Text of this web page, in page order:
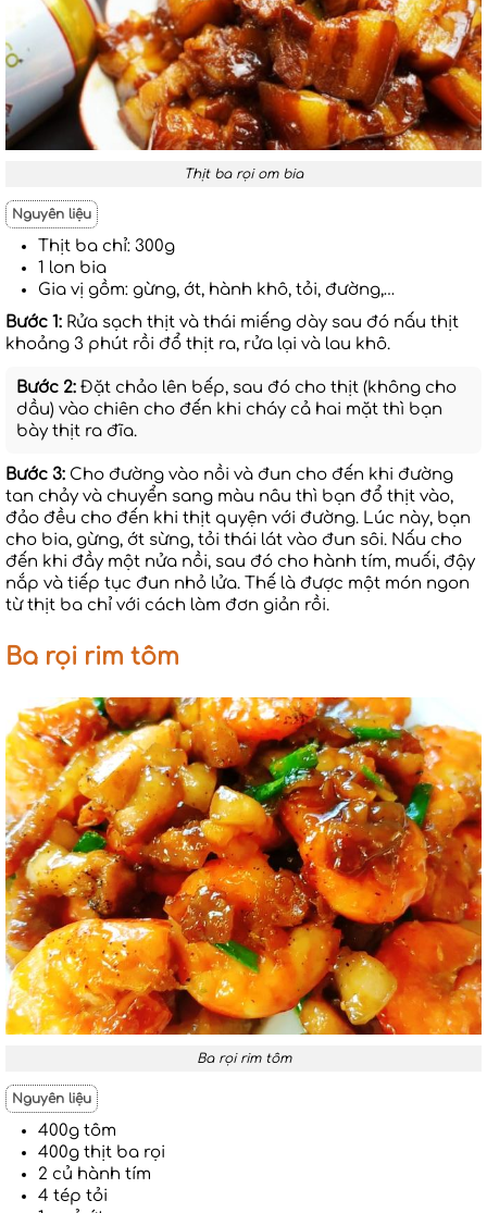
Thịt ba rọi om bia
Nguyên liệu
Thịt ba chỉ: 300g
1 lon bia
Gia vị gồm: gừng, ớt, hành khô, tỏi, đường,…
Bước 1: Rửa sạch thịt và thái miếng dày sau đó nấu thịt
khoảng 3 phút rồi đổ thịt ra, rửa lại và lau khô.
Bước 2: Đặt chảo lên bếp, sau đó cho thịt (không cho
dầu) vào chiên cho đến khi cháy cả hai mặt thì bạn
bày thịt ra đĩa.
Bước 3: Cho đường vào nồi và đun cho đến khi đường
tan chảy và chuyển sang màu nâu thì bạn đổ thịt vào,
đảo đều cho đến khi thịt quyện với đường. Lúc này, bạn
cho bia, gừng, ớt sừng, tỏi thái lát vào đun sôi. Nấu cho
đến khi đầy một nửa nồi, sau đó cho hành tím, muối, đậy
nắp và tiếp tục đun nhỏ lửa. Thế là được một món ngon
từ thịt ba chỉ với cách làm đơn giản rồi.
Ba rọi rim tôm
Ba rọi rim tôm
Nguyên liệu
400g tôm
400g thịt ba rọi
2 củ hành tím
4 tép tỏi